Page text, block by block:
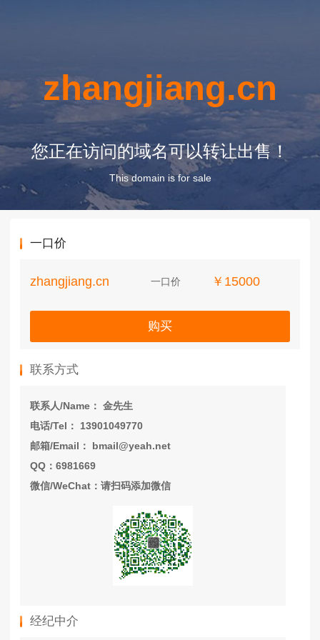
zhangjiang.cn
您正在访问的域名可以转让出售！
This domain is for sale
一口价
zhangjiang.cn 一口价 ￥15000
购买
联系方式
联系人/Name： 金先生
电话/Tel： 13901049770
邮箱/Email： bmail@yeah.net
QQ：6981669
微信/WeChat：请扫码添加微信
经纪中介